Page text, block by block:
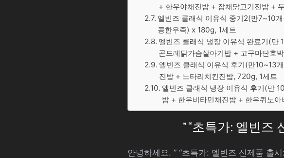
+ 한우야채진밥 + 잡채닭고기진밥 +
엘빈즈 클래식 이유식 중기2(만7~10
콩한우죽) x 180g, 1세트
엘빈즈 클래식 냉장 이유식 완료기(만
곤드레닭가슴살아기밥 + 고구마단호
엘빈즈 클래식 이유식 후기(만10~13
진밥 + 느타리치킨진밥, 720g, 1세트
엘빈즈 클래식 냉장 이유식 후기(만
밥 + 한우비타민채진밥 + 한우퀴노
” “초특가: 엘빈
안녕하세요. ” “초특가: 엘빈즈 신제품 출